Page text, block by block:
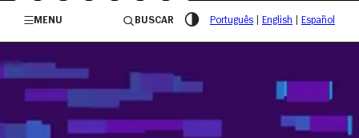
/governosp
MENU
BUSCAR Português English Español